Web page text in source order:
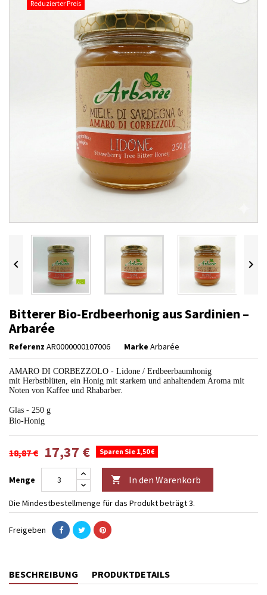
Reduzierter Preis
 
Bitterer Bio-Erdbeerhonig aus Sardinien –
Arbarée
Referenz AR0000000107006 Marke Arbarée
AMARO DI CORBEZZOLO - Lidone / Erdbeerbaumhonig
mit Herbstblüten, ein Honig mit starkem und anhaltendem Aroma mit
Noten von Kaffee und Rhabarber.
Glas - 250 g
Bio-Honig
18,87 € 17,37 € Sparen Sie 1,50 €
Menge  In den Warenkorb
Die Mindestbestellmenge für das Produkt beträgt 3.
Freigeben
BESCHREIBUNG PRODUKTDETAILS